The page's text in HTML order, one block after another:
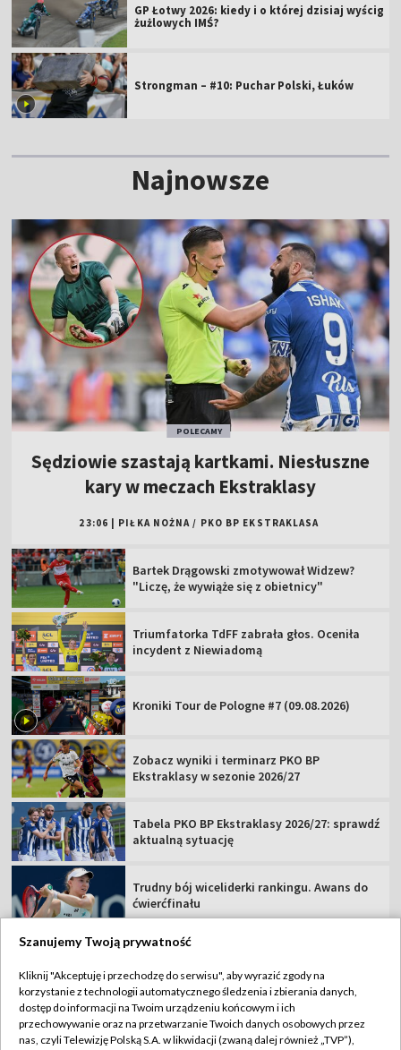
GP Łotwy 2026: kiedy i o której dzisiaj wyścig
żużlowych IMŚ?
Strongman – #10: Puchar Polski, Łuków
Najnowsze
POLECAMY
Sędziowie szastają kartkami. Niesłuszne
kary w meczach Ekstraklasy
23:06 PIŁKA NOŻNA / PKO BP EKSTRAKLASA
Bartek Drągowski zmotywował Widzew?
"Liczę, że wywiąże się z obietnicy"
Triumfatorka TdFF zabrała głos. Oceniła
incydent z Niewiadomą
Kroniki Tour de Pologne #7 (09.08.2026)
Zobacz wyniki i terminarz PKO BP
Ekstraklasy w sezonie 2026/27
Tabela PKO BP Ekstraklasy 2026/27: sprawdź
aktualną sytuację
Trudny bój wiceliderki rankingu. Awans do
ćwierćfinału
TVP
Abonament TVP
Regulamin TVP
Szanujemy Twoją prywatność
Kliknij "Akceptuję i przechodzę do serwisu", aby wyrazić zgody na
korzystanie z technologii automatycznego śledzenia i zbierania danych,
dostęp do informacji na Twoim urządzeniu końcowym i ich
przechowywanie oraz na przetwarzanie Twoich danych osobowych przez
nas, czyli Telewizję Polską S.A. w likwidacji (zwaną dalej również „TVP”),